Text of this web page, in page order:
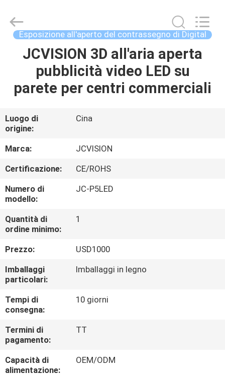
CASA.
PRODOTTI
SU
DI
NOI
VISITA
ALLA
FABBRICA
CONTROLLO
DELLA
QUALITÀ
CONTATTACI
NOTIZIE
Interactive
Technology
Esposizione all'aperto del contrassegno di Digital
JCVISION 3D all'aria aperta
pubblicità video LED su
parete per centri commerciali
Luogo di
origine:
Cina
Marca:
JCVISION
Certificazione:
CE/ROHS
Numero di
modello:
JC-P5LED
Quantità di
ordine minimo:
1
Prezzo:
USD1000
Imballaggi
particolari:
Imballaggi in legno
Tempi di
consegna:
10 giorni
Termini di
pagamento:
TT
Capacità di
alimentazione:
OEM/ODM